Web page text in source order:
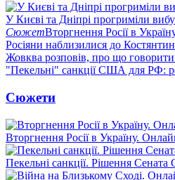
У Києві та Дніпрі прогриміли
СюжетВторгнення Росії в
Росіяни наблизилися до
Жовква розповів, про що
"Пекельні" санкції США для РФ:
Сюжети
Вторгнення Росії в Україну.
Пекельні санкції. Рішення